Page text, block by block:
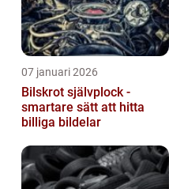
07 januari 2026
Bilskrot självplock -
smartare sätt att hitta
billiga bildelar